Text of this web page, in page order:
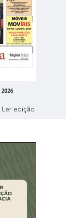
2026
Ler edição